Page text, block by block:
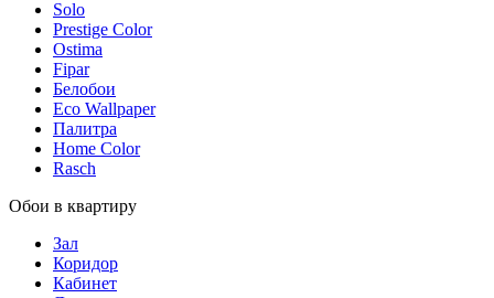
Solo
Prestige Color
Ostima
Fipar
Белобои
Eco Wallpaper
Палитра
Home Color
Rasch
Обои в квартиру
Зал
Коридор
Кабинет